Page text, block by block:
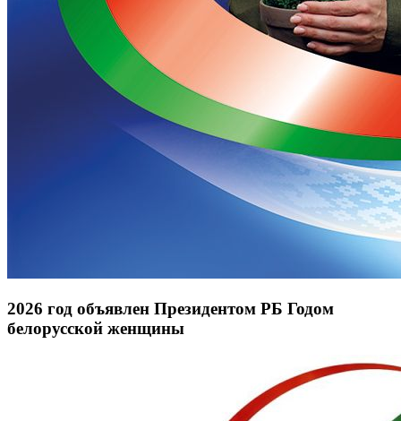
2026 год объявлен Президентом РБ Годом
белорусской женщины